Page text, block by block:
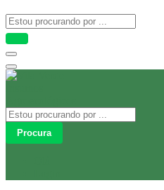
Procura